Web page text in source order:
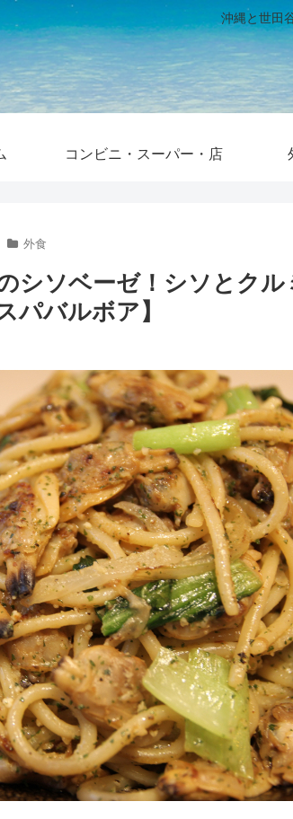
沖縄と世田
コンビニ・スーパー・店
外食
シソベーゼ！シソとク
パバルボア】